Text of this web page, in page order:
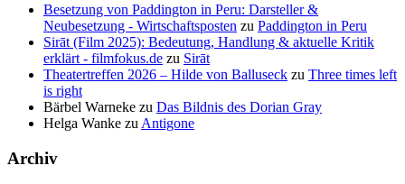
Besetzung von Paddington in Peru: Darsteller &
Neubesetzung - Wirtschaftsposten zu Paddington in Peru
Sirāt (Film 2025): Bedeutung, Handlung & aktuelle Kritik
erklärt - filmfokus.de zu Sirāt
Theatertreffen 2026 – Hilde von Balluseck zu Three times left
is right
Bärbel Warneke zu Das Bildnis des Dorian Gray
Helga Wanke zu Antigone
Archiv